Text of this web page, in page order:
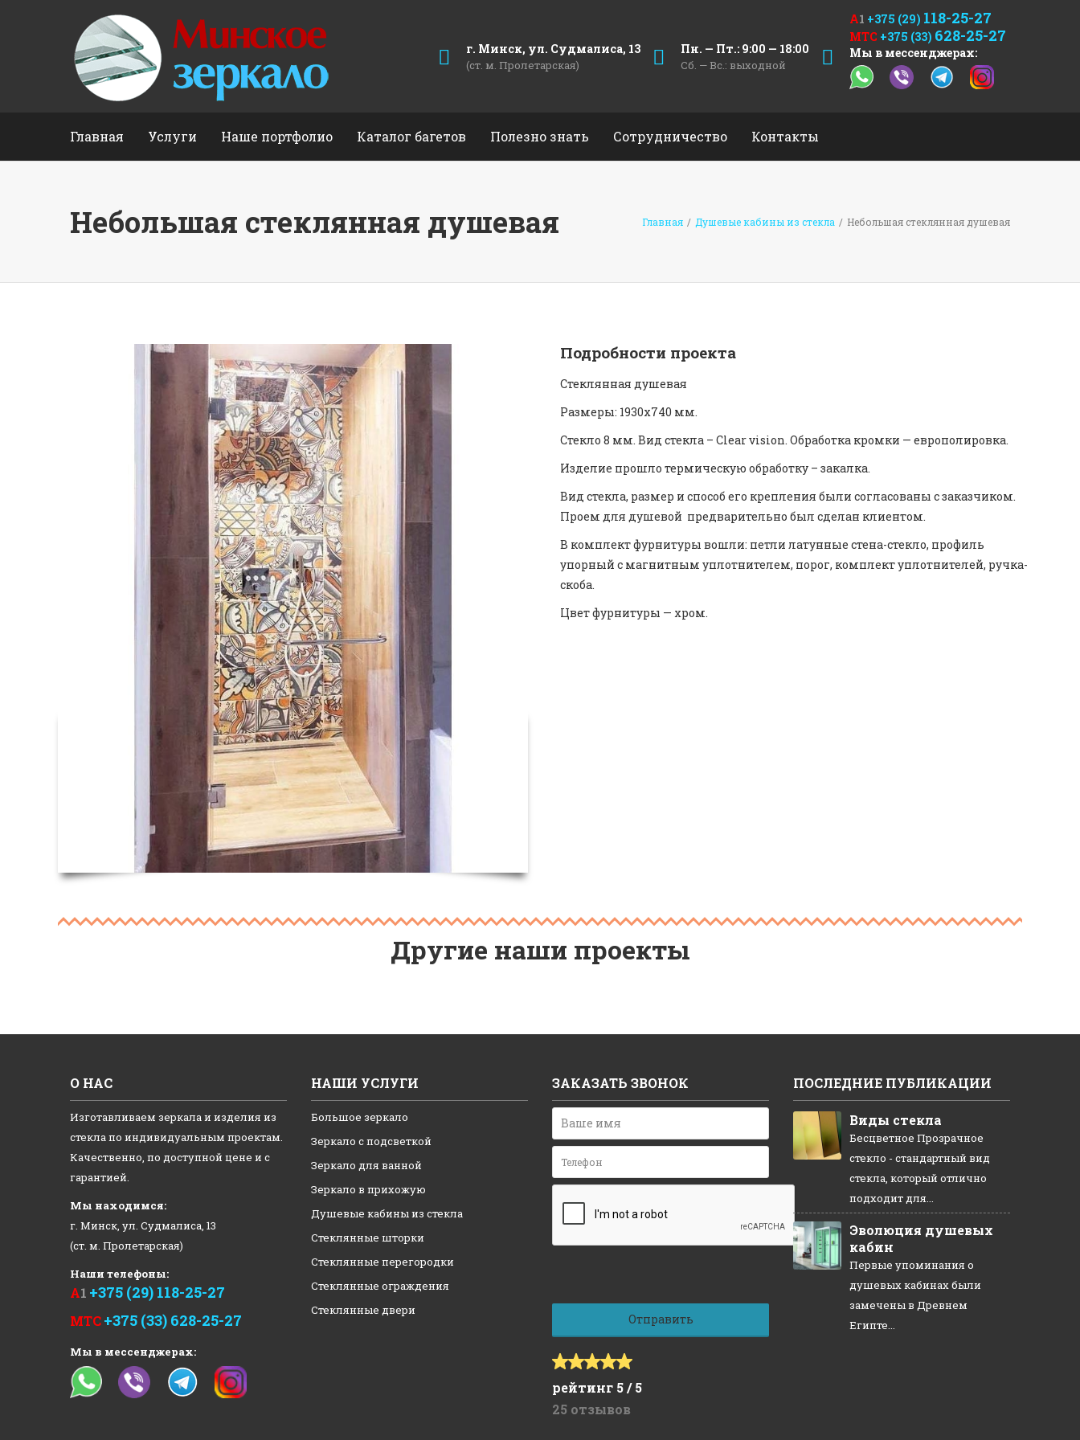
г. Минск, ул. Судмалиса, 13
(ст. м. Пролетарская)
Пн. — Пт.: 9:00 — 18:00
Сб. — Вс.: выходной
А1 +375 (29) 118-25-27
МТС +375 (33) 628-25-27
Мы в мессенджерах:
Главная Услуги Наше портфолио Каталог багетов Полезно знать Сотрудничество Контакты
Небольшая стеклянная душевая Главная / Душевые кабины из стекла / Небольшая стеклянная душевая
Подробности проекта
Стеклянная душевая
Размеры: 1930х740 мм.
Стекло 8 мм. Вид стекла – Clear vision. Обработка кромки — европолировка.
Изделие прошло термическую обработку – закалка.
Вид стекла, размер и способ его крепления были согласованы с заказчиком.
Проем для душевой предварительно был сделан клиентом.
В комплект фурнитуры вошли: петли латунные стена-стекло, профиль
упорный с магнитным уплотнителем, порог, комплект уплотнителей, ручка-
скоба.
Цвет фурнитуры — хром.
Другие наши проекты
О НАС
Изготавливаем зеркала и изделия из
стекла по индивидуальным проектам.
Качественно, по доступной цене и с
гарантией.
Мы находимся:
г. Минск, ул. Судмалиса, 13
(ст. м. Пролетарская)
Наши телефоны:
А1 +375 (29) 118-25-27
МТС+375 (33) 628-25-27
Мы в мессенджерах:
НАШИ УСЛУГИ
Большое зеркало
Зеркало с подсветкой
Зеркало для ванной
Зеркало в прихожую
Душевые кабины из стекла
Стеклянные шторки
Стеклянные перегородки
Стеклянные ограждения
Стеклянные двери
ЗАКАЗАТЬ ЗВОНОК
рейтинг 5 / 5
25 отзывов
ПОСЛЕДНИЕ ПУБЛИКАЦИИ
Виды стекла
Бесцветное Прозрачное
стекло - стандартный вид
стекла, который отлично
подходит для...
Эволюция душевых
кабин
Первые упоминания о
душевых кабинах были
замечены в Древнем
Египте...